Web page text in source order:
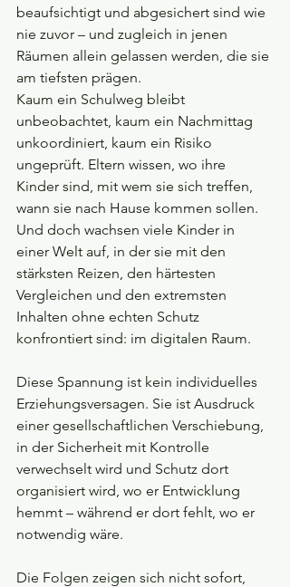
beaufsichtigt und abgesichert sind wie
nie zuvor – und zugleich in jenen
Räumen allein gelassen werden, die sie
am tiefsten prägen.
Kaum ein Schulweg bleibt
unbeobachtet, kaum ein Nachmittag
unkoordiniert, kaum ein Risiko
ungeprüft. Eltern wissen, wo ihre
Kinder sind, mit wem sie sich treffen,
wann sie nach Hause kommen sollen.
Und doch wachsen viele Kinder in
einer Welt auf, in der sie mit den
stärksten Reizen, den härtesten
Vergleichen und den extremsten
Inhalten ohne echten Schutz
konfrontiert sind: im digitalen Raum.
Diese Spannung ist kein individuelles
Erziehungsversagen. Sie ist Ausdruck
einer gesellschaftlichen Verschiebung,
in der Sicherheit mit Kontrolle
verwechselt wird und Schutz dort
organisiert wird, wo er Entwicklung
hemmt – während er dort fehlt, wo er
notwendig wäre.
Die Folgen zeigen sich nicht sofort,